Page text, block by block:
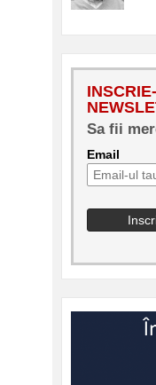
Sa fii
Email